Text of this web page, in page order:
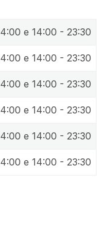
e 14:00 - 23:30
e 14:00 - 23:30
e 14:00 - 23:30
e 14:00 - 23:30
e 14:00 - 23:30
e 14:00 - 23:30